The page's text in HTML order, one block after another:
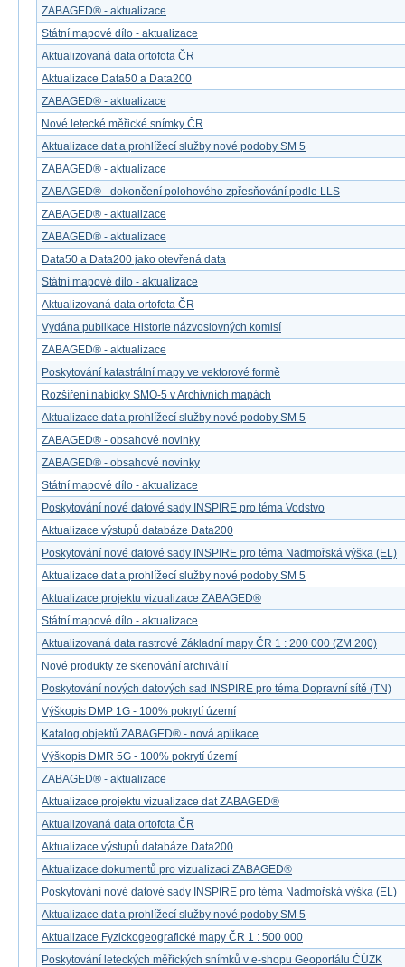
ZABAGED® - aktualizace
Státní mapové dílo - aktualizace
Aktualizovaná data ortofota ČR
Aktualizace Data50 a Data200
ZABAGED® - aktualizace
Nové letecké měřické snímky ČR
Aktualizace dat a prohlížecí služby nové podoby SM 5
ZABAGED® - aktualizace
ZABAGED® - dokončení polohového zpřesňování podle LLS
ZABAGED® - aktualizace
ZABAGED® - aktualizace
Data50 a Data200 jako otevřená data
Státní mapové dílo - aktualizace
Aktualizovaná data ortofota ČR
Vydána publikace Historie názvoslovných komisí
ZABAGED® - aktualizace
Poskytování katastrální mapy ve vektorové formě
Rozšíření nabídky SMO-5 v Archivních mapách
Aktualizace dat a prohlížecí služby nové podoby SM 5
ZABAGED® - obsahové novinky
ZABAGED® - obsahové novinky
Státní mapové dílo - aktualizace
Poskytování nové datové sady INSPIRE pro téma Vodstvo
Aktualizace výstupů databáze Data200
Poskytování nové datové sady INSPIRE pro téma Nadmořská výška (EL)
Aktualizace dat a prohlížecí služby nové podoby SM 5
Aktualizace projektu vizualizace ZABAGED®
Státní mapové dílo - aktualizace
Aktualizovaná data rastrové Základní mapy ČR 1 : 200 000 (ZM 200)
Nové produkty ze skenování archiválií
Poskytování nových datových sad INSPIRE pro téma Dopravní sítě (TN)
Výškopis DMP 1G - 100% pokrytí území
Katalog objektů ZABAGED® - nová aplikace
Výškopis DMR 5G - 100% pokrytí území
ZABAGED® - aktualizace
Aktualizace projektu vizualizace dat ZABAGED®
Aktualizovaná data ortofota ČR
Aktualizace výstupů databáze Data200
Aktualizace dokumentů pro vizualizaci ZABAGED®
Poskytování nové datové sady INSPIRE pro téma Nadmořská výška (EL)
Aktualizace dat a prohlížecí služby nové podoby SM 5
Aktualizace Fyzickogeografické mapy ČR 1 : 500 000
Poskytování leteckých měřických snímků v e-shopu Geoportálu ČÚZK